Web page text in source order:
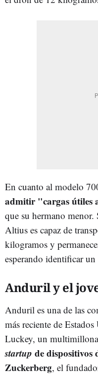
En cuanto al modelo
admitir "cargas útiles
que su hermano menor.
Altius es capaz de
kilogramos y
esperando identificar
Anduril y el
Anduril es una de las
más reciente de
Luckey, un
startup de
Zuckerberg, el